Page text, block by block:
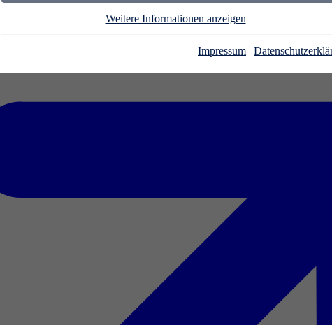
Weitere Informationen anzeigen
Impressum |